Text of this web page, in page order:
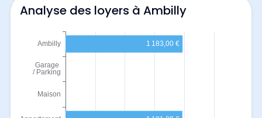
Analyse des loyers à Ambilly